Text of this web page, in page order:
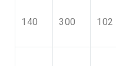
140 300 102